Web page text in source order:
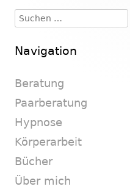
Seitenleiste
Suchen
nach:
Navigation
Beratung
Paarberatung
Hypnose
Körperarbeit
Bücher
Über mich